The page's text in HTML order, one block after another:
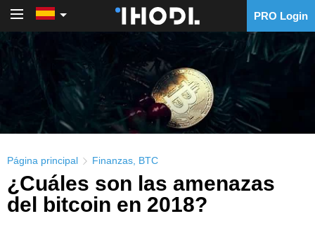
PRO Login
Página principal Finanzas BTC
¿Cuáles son las amenazas
del bitcoin en 2018?